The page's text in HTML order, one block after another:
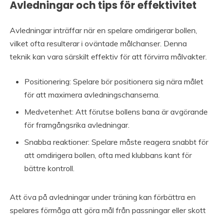
Avledningar och tips för effektivitet
Avledningar inträffar när en spelare omdirigerar bollen,
vilket ofta resulterar i oväntade målchanser. Denna
teknik kan vara särskilt effektiv för att förvirra målvakter.
Positionering: Spelare bör positionera sig nära målet
för att maximera avledningschanserna.
Medvetenhet: Att förutse bollens bana är avgörande
för framgångsrika avledningar.
Snabba reaktioner: Spelare måste reagera snabbt för
att omdirigera bollen, ofta med klubbans kant för
bättre kontroll.
Att öva på avledningar under träning kan förbättra en
spelares förmåga att göra mål från passningar eller skott